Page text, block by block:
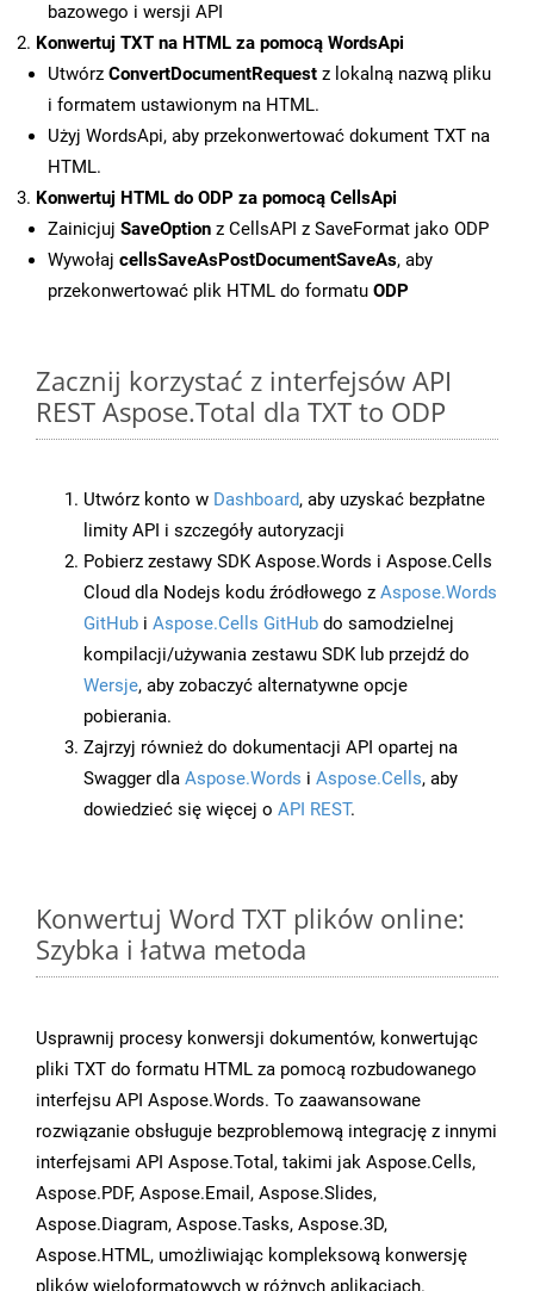
bazowego i wersji API
Konwertuj TXT na HTML za pomocą WordsApi
Utwórz ConvertDocumentRequest z lokalną nazwą pliku
i formatem ustawionym na HTML.
Użyj WordsApi, aby przekonwertować dokument TXT na
HTML.
Konwertuj HTML do ODP za pomocą CellsApi
Zainicjuj SaveOption z CellsAPI z SaveFormat jako ODP
Wywołaj cellsSaveAsPostDocumentSaveAs, aby
przekonwertować plik HTML do formatu ODP
Zacznij korzystać z interfejsów API
REST Aspose.Total dla TXT to ODP
Utwórz konto w Dashboard, aby uzyskać bezpłatne
limity API i szczegóły autoryzacji
Pobierz zestawy SDK Aspose.Words i Aspose.Cells
Cloud dla Nodejs kodu źródłowego z Aspose.Words
GitHub i Aspose.Cells GitHub do samodzielnej
kompilacji/używania zestawu SDK lub przejdź do
Wersje, aby zobaczyć alternatywne opcje
pobierania.
Zajrzyj również do dokumentacji API opartej na
Swagger dla Aspose.Words i Aspose.Cells, aby
dowiedzieć się więcej o API REST.
Konwertuj Word TXT plików online:
Szybka i łatwa metoda
Usprawnij procesy konwersji dokumentów, konwertując
pliki TXT do formatu HTML za pomocą rozbudowanego
interfejsu API Aspose.Words. To zaawansowane
rozwiązanie obsługuje bezproblemową integrację z innymi
interfejsami API Aspose.Total, takimi jak Aspose.Cells,
Aspose.PDF, Aspose.Email, Aspose.Slides,
Aspose.Diagram, Aspose.Tasks, Aspose.3D,
Aspose.HTML, umożliwiając kompleksową konwersję
plików wieloformatowych w różnych aplikacjach.